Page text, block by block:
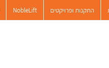
התקנות ופרויקטים NobleLift